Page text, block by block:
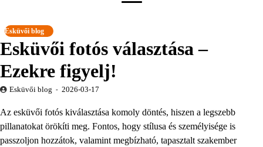
Esküvői blog
Esküvői fotós választása –
Ezekre figyelj!
Esküvői blog 2026-03-17
Az esküvői fotós kiválasztása komoly döntés, hiszen a legszebb
pillanatokat örökíti meg. Fontos, hogy stílusa és személyisége is
passzoljon hozzátok, valamint megbízható, tapasztalt szakember